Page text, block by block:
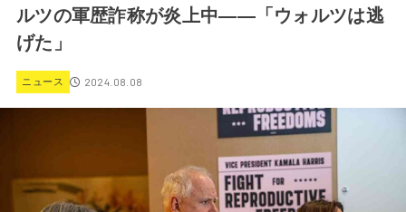
ルツの軍歴詐称が炎上中――「ウォルツは逃
げた」
ニュース 2024.08.08